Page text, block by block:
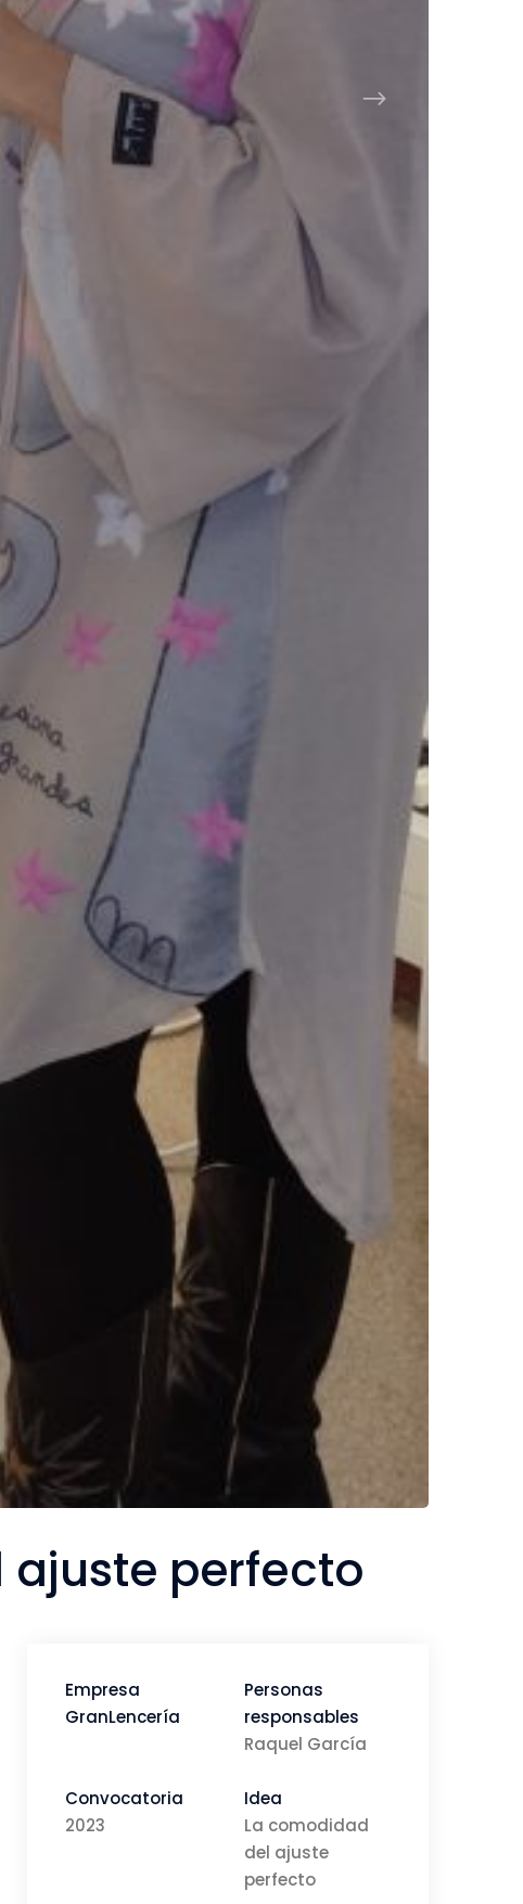
perfecto
Empresa
GranLencería
Personas
responsables
Raquel García
Convocatoria
2023
Idea
La comodidad
del ajuste
perfecto